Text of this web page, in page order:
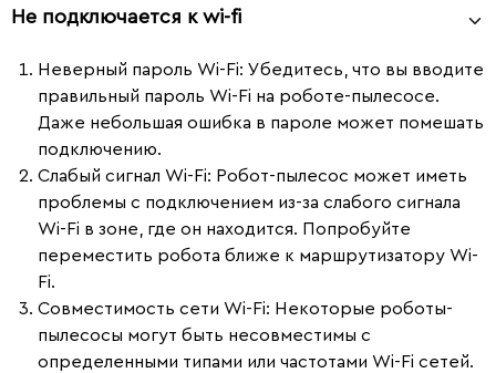
Не подключается к wi-fi
Неверный пароль Wi-Fi: Убедитесь, что вы вводите
правильный пароль Wi-Fi на роботе-пылесосе.
Даже небольшая ошибка в пароле может помешать
подключению.
Слабый сигнал Wi-Fi: Робот-пылесос может иметь
проблемы с подключением из-за слабого сигнала
Wi-Fi в зоне, где он находится. Попробуйте
переместить робота ближе к маршрутизатору Wi-
Fi.
Совместимость сети Wi-Fi: Некоторые роботы-
пылесосы могут быть несовместимы с
определенными типами или частотами Wi-Fi сетей.